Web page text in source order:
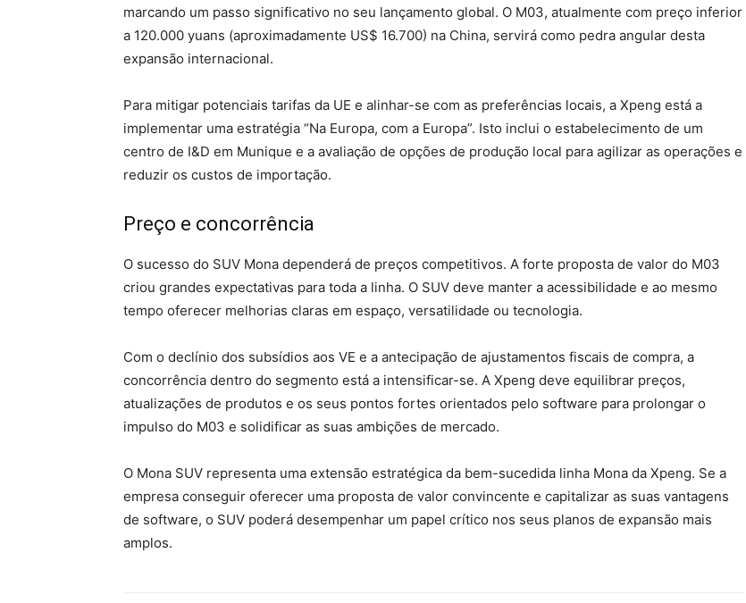
marcando um passo significativo no seu lançamento global. O M03, atualmente com preço inferior
a 120.000 yuans (aproximadamente US$ 16.700) na China, servirá como pedra angular desta
expansão internacional.
Para mitigar potenciais tarifas da UE e alinhar-se com as preferências locais, a Xpeng está a
implementar uma estratégia “Na Europa, com a Europa”. Isto inclui o estabelecimento de um
centro de I&D em Munique e a avaliação de opções de produção local para agilizar as operações e
reduzir os custos de importação.
Preço e concorrência
O sucesso do SUV Mona dependerá de preços competitivos. A forte proposta de valor do M03
criou grandes expectativas para toda a linha. O SUV deve manter a acessibilidade e ao mesmo
tempo oferecer melhorias claras em espaço, versatilidade ou tecnologia.
Com o declínio dos subsídios aos VE e a antecipação de ajustamentos fiscais de compra, a
concorrência dentro do segmento está a intensificar-se. A Xpeng deve equilibrar preços,
atualizações de produtos e os seus pontos fortes orientados pelo software para prolongar o
impulso do M03 e solidificar as suas ambições de mercado.
O Mona SUV representa uma extensão estratégica da bem-sucedida linha Mona da Xpeng. Se a
empresa conseguir oferecer uma proposta de valor convincente e capitalizar as suas vantagens
de software, o SUV poderá desempenhar um papel crítico nos seus planos de expansão mais
amplos.